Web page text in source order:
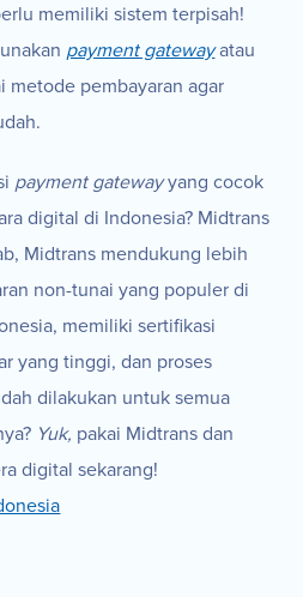
memiliki sistem terpisah!
payment gatewayatau
metode pembayaran agar
payment gatewayyang cocok
digital di Indonesia? Midtrans
Midtrans mendukung lebih
non-tunai yang populer di
memiliki sertifikasi
yang tinggi, dan proses
dilakukan untuk semua
Yuk, pakai Midtrans dan
digital sekarang!